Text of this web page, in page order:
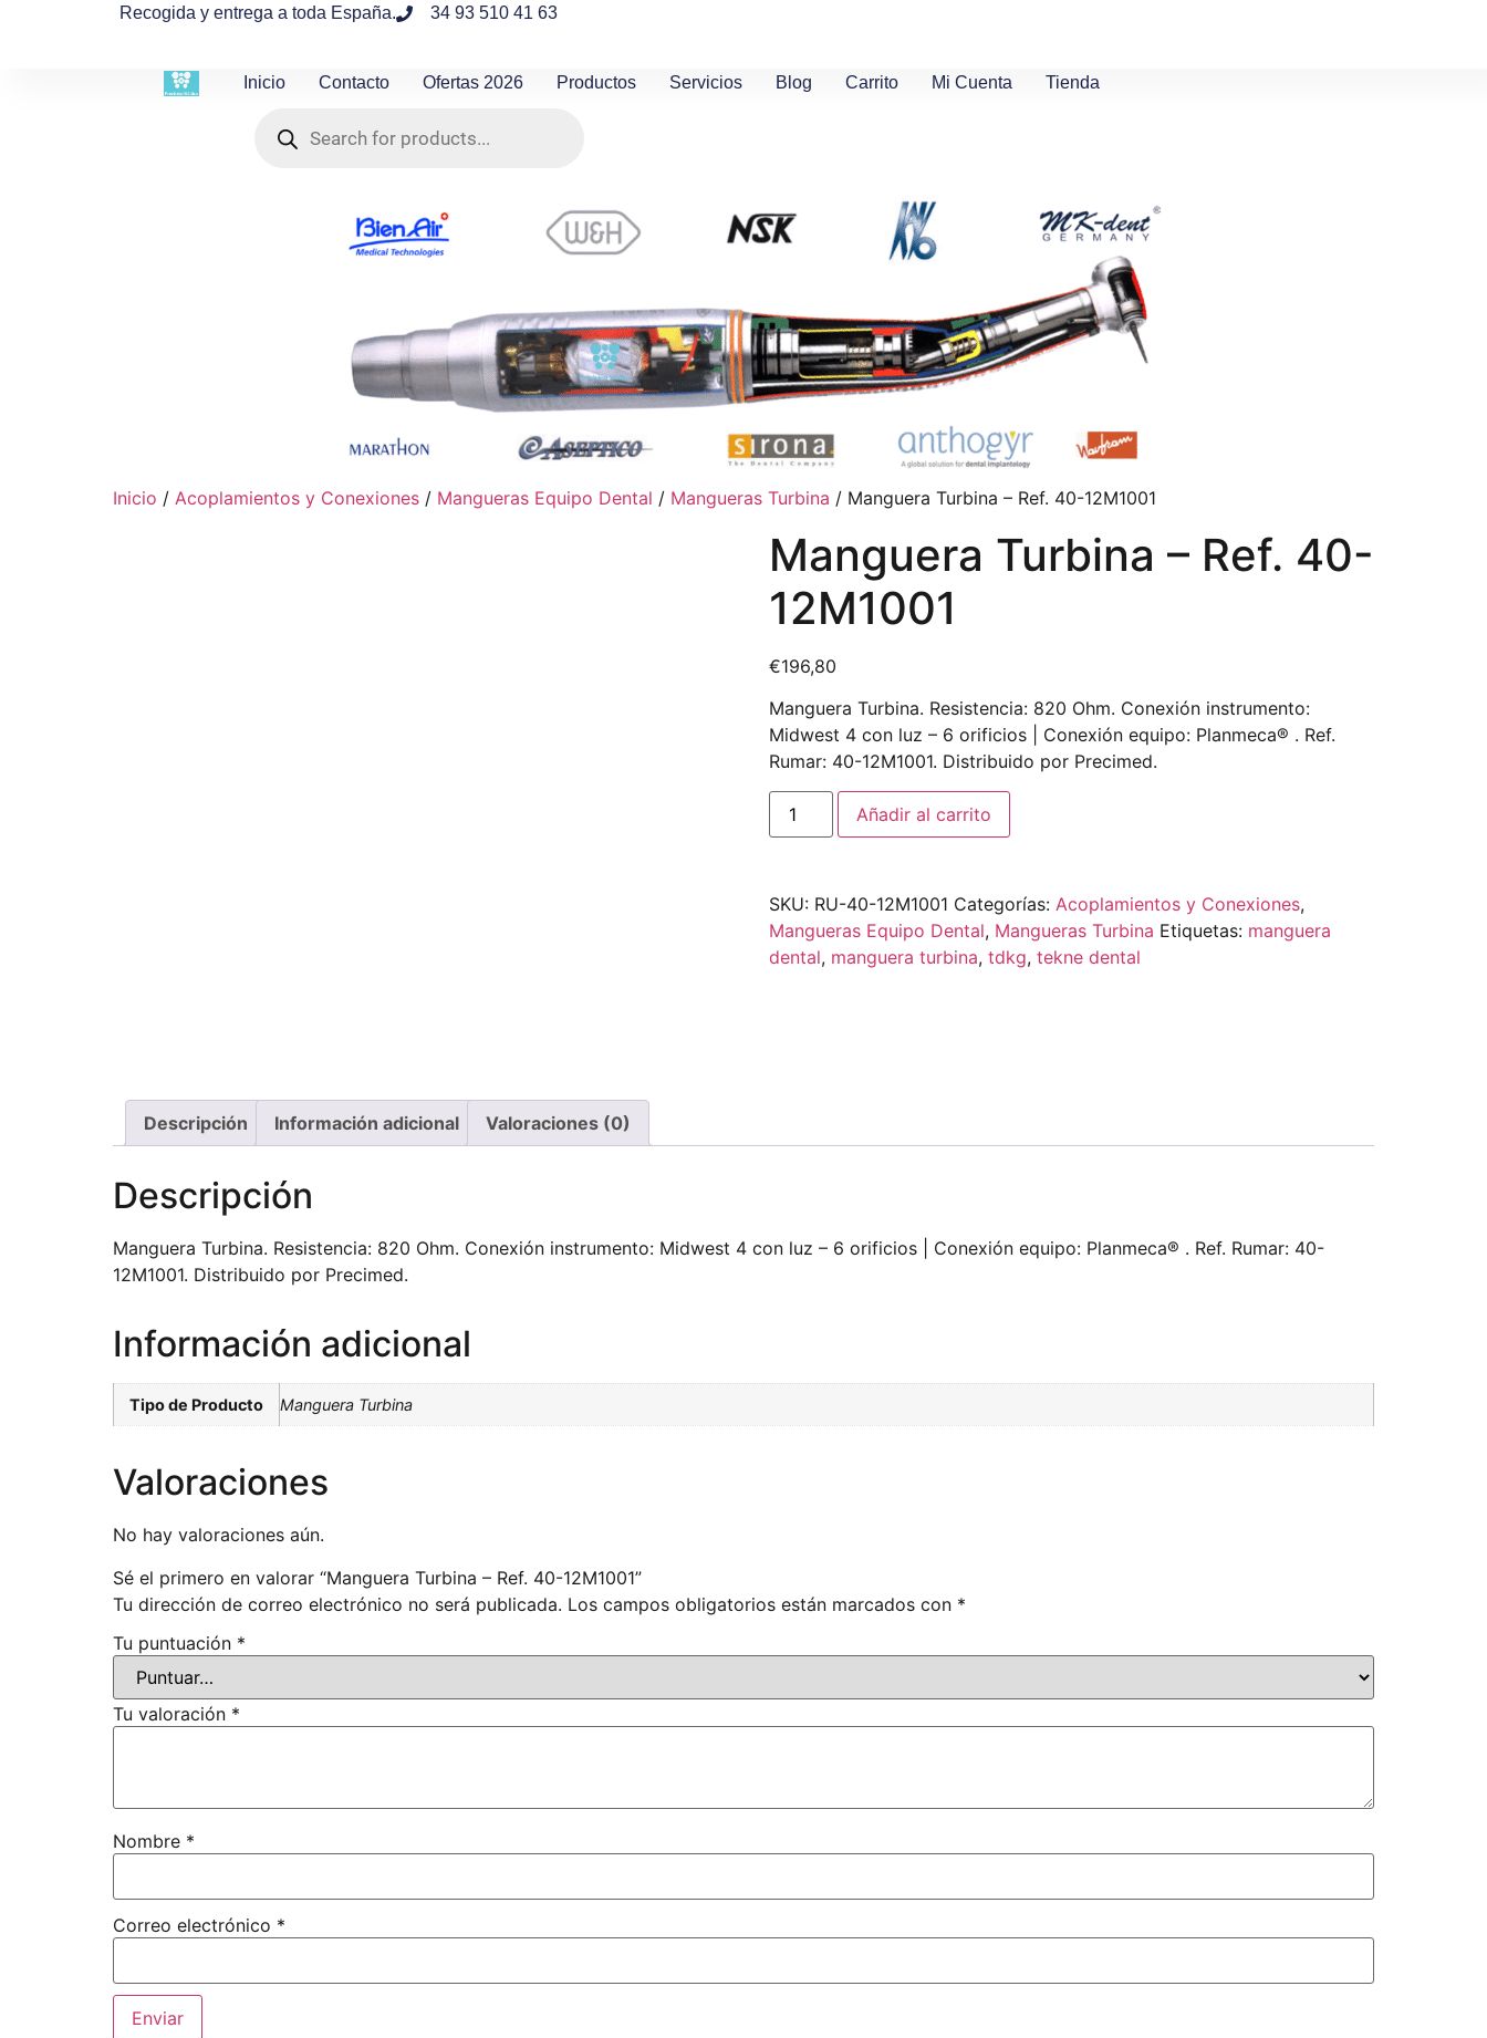
Recogida y entrega a toda España. 34 93 510 41 63
Inicio Contacto Ofertas 2026 Productos Servicios Blog Carrito Mi Cuenta Tienda
Inicio / Acoplamientos y Conexiones / Mangueras Equipo Dental / Mangueras Turbina / Manguera Turbina – Ref. 40-12M1001
Manguera Turbina – Ref. 40-
12M1001
€196,80
Manguera Turbina. Resistencia: 820 Ohm. Conexión instrumento:
Midwest 4 con luz – 6 orificios | Conexión equipo: Planmeca® . Ref.
Rumar: 40-12M1001. Distribuido por Precimed.
Añadir al carrito
SKU: RU-40-12M1001 Categorías: Acoplamientos y Conexiones,
Mangueras Equipo Dental, Mangueras Turbina Etiquetas: manguera
dental, manguera turbina, tdkg, tekne dental
Descripción Información adicional Valoraciones (0)
Descripción
Manguera Turbina. Resistencia: 820 Ohm. Conexión instrumento: Midwest 4 con luz – 6 orificios | Conexión equipo: Planmeca® . Ref. Rumar: 40-
12M1001. Distribuido por Precimed.
Información adicional
Tipo de Producto Manguera Turbina
Valoraciones
No hay valoraciones aún.
Sé el primero en valorar “Manguera Turbina – Ref. 40-12M1001”
Tu dirección de correo electrónico no será publicada. Los campos obligatorios están marcados con *
Tu puntuación *
Tu valoración *
Nombre *
Correo electrónico *